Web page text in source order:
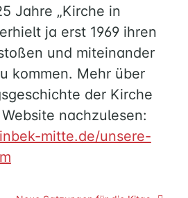
Jahre „Kirche in
ja erst 1969 ihren
und miteinander
kommen. Mehr über
der Kirche
nachzulesen:
mitte.de/unsere-